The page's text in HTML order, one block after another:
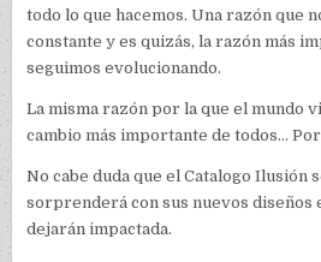
todo lo que hacemos. Una razón que
constante y es quizás, la razón más
seguimos evolucionando.
La misma razón por la que el mundo
cambio más importante de todos…
No cabe duda que el Catalogo Ilusión
sorprenderá con sus nuevos diseños
dejarán impactada.